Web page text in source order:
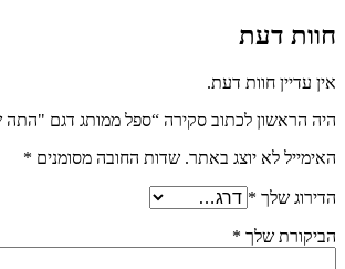
חוות דעת
אין עדיין חוות דעת.
היה הראשון לכתוב סקירה “ספל ממותג דגם
האימייל לא יוצג באתר. שדות החובה מסומנים *
הדירוג שלך *
הביקורת שלך *